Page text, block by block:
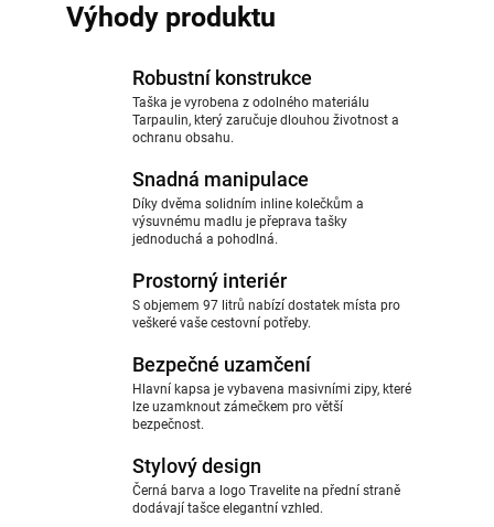
Výhody produktu
Robustní konstrukce
Taška je vyrobena z odolného materiálu
Tarpaulin, který zaručuje dlouhou životnost a
ochranu obsahu.
Snadná manipulace
Díky dvěma solidním inline kolečkům a
výsuvnému madlu je přeprava tašky
jednoduchá a pohodlná.
Prostorný interiér
S objemem 97 litrů nabízí dostatek místa pro
veškeré vaše cestovní potřeby.
Bezpečné uzamčení
Hlavní kapsa je vybavena masivními zipy, které
lze uzamknout zámečkem pro větší
bezpečnost.
Stylový design
Černá barva a logo Travelite na přední straně
dodávají tašce elegantní vzhled.